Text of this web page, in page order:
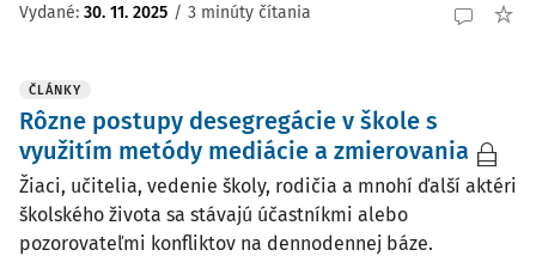
Vydané: 30. 11. 2025 / 3 minúty čítania
ČLÁNKY
Rôzne postupy desegregácie v škole s
využitím metódy mediácie a zmierovania
Žiaci, učitelia, vedenie školy, rodičia a mnohí ďalší aktéri
školského života sa stávajú účastníkmi alebo
pozorovateľmi konfliktov na dennodennej báze.